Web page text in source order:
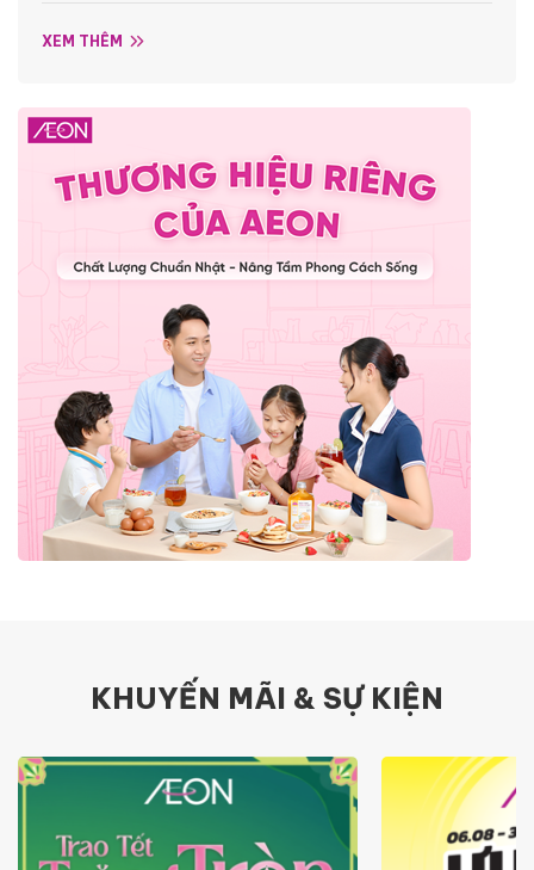
XEM THÊM
KHUYẾN MÃI & SỰ KIỆN